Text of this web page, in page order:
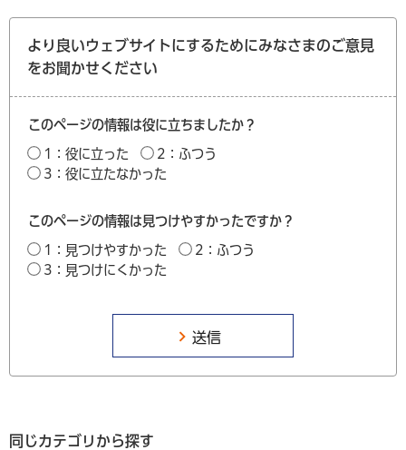
より良いウェブサイトにするためにみなさまのご意見
をお聞かせください
このページの情報は役に立ちましたか？
1：役に立った
2：ふつう
3：役に立たなかった
このページの情報は見つけやすかったですか？
1：見つけやすかった
2：ふつう
3：見つけにくかった
同じカテゴリから探す